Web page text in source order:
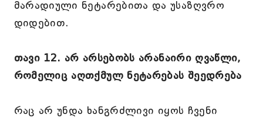
მარადიული ნეტარებითა და უსაზღვრო
დიდებით.
თავი 12. არ არსებობს არანაირი ღვაწლი,
რომელიც აღთქმულ ნეტარებას შეედრება
რაც არ უნდა ხანგრძლივი იყოს ჩვენი